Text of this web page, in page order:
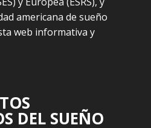
americana de sueño
web informativa y
DEL SUEÑO